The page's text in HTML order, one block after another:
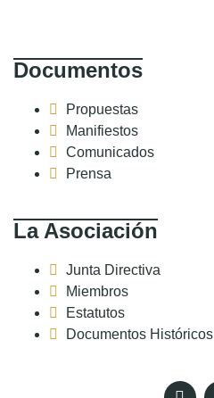
Documentos
Propuestas
Manifiestos
Comunicados
Prensa
La Asociación
Junta Directiva
Miembros
Estatutos
Documentos Históricos